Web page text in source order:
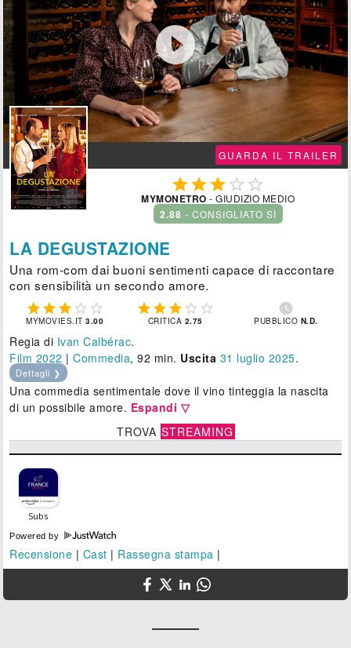

GUARDA IL TRAILER
  
MYMONETRO - GIUDIZIO MEDIO
2.88 - CONSIGLIATO SÌ
LA DEGUSTAZIONE
Una rom-com dai buoni sentimenti capace di raccontare
con sensibilità un secondo amore.
    
MYMOVIES.IT3.00
    
CRITICA 2.75

PUBBLICO N.D.
Regia di Ivan Calbérac.
Film 2022 |Commedia, 92 min. Uscita 31 luglio 2025.
Dettagli ❯
Una commedia sentimentale dove il vino tinteggia la nascita
di un possibile amore. Espandi ▽
TROVA STREAMING
Powered by
Recensione | Cast | Rassegna stampa |